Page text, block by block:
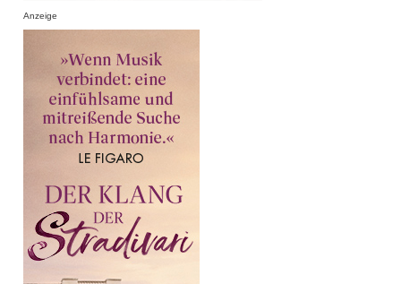
Anzeige